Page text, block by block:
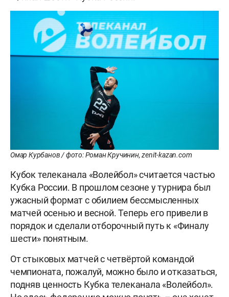
Омар Курбанов / фото: Роман Кручинин, zenit-kazan.com
Кубок телеканала «Волейбол» считается частью
Кубка России. В прошлом сезоне у турнира был
ужасный формат с обилием бессмысленных
матчей осенью и весной. Теперь его привели в
порядок и сделали отборочный путь к «Финалу
шести» понятным.
От стыковых матчей с четвёртой командой
чемпионата, пожалуй, можно было и отказаться,
подняв ценность Кубка телеканала «Волейбол».